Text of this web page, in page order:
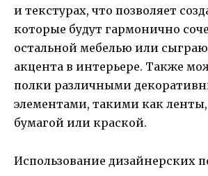
и текстурах, что позволяет
которые будут гармонично
остальной мебелью или
акцента в интерьере. Также
полки различными
элементами, такими как
бумагой или краской.
Использование дизайнерских